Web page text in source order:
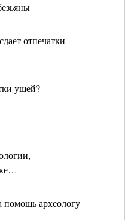
отпечатки
ушей?
археологу